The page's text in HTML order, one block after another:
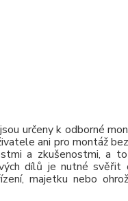
určeny k odborné
ani pro montáž
a zkušenostmi, a
dílů je nutné svěřit
majetku nebo